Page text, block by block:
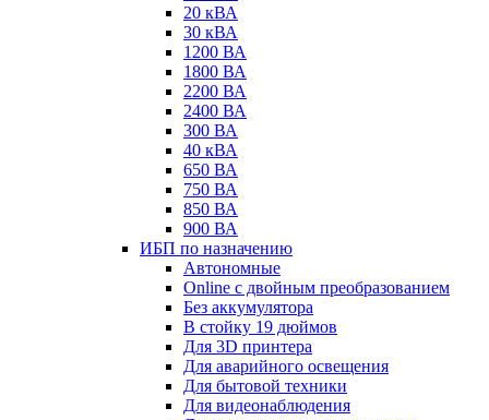
20 кВА
30 кВА
1200 ВА
1800 ВА
2200 ВА
2400 ВА
300 ВА
40 кВА
650 ВА
750 ВА
850 ВА
900 ВА
ИБП по назначению
Автономные
Online с двойным преобразованием
Без аккумулятора
В стойку 19 дюймов
Для 3D принтера
Для аварийного освещения
Для бытовой техники
Для видеонаблюдения